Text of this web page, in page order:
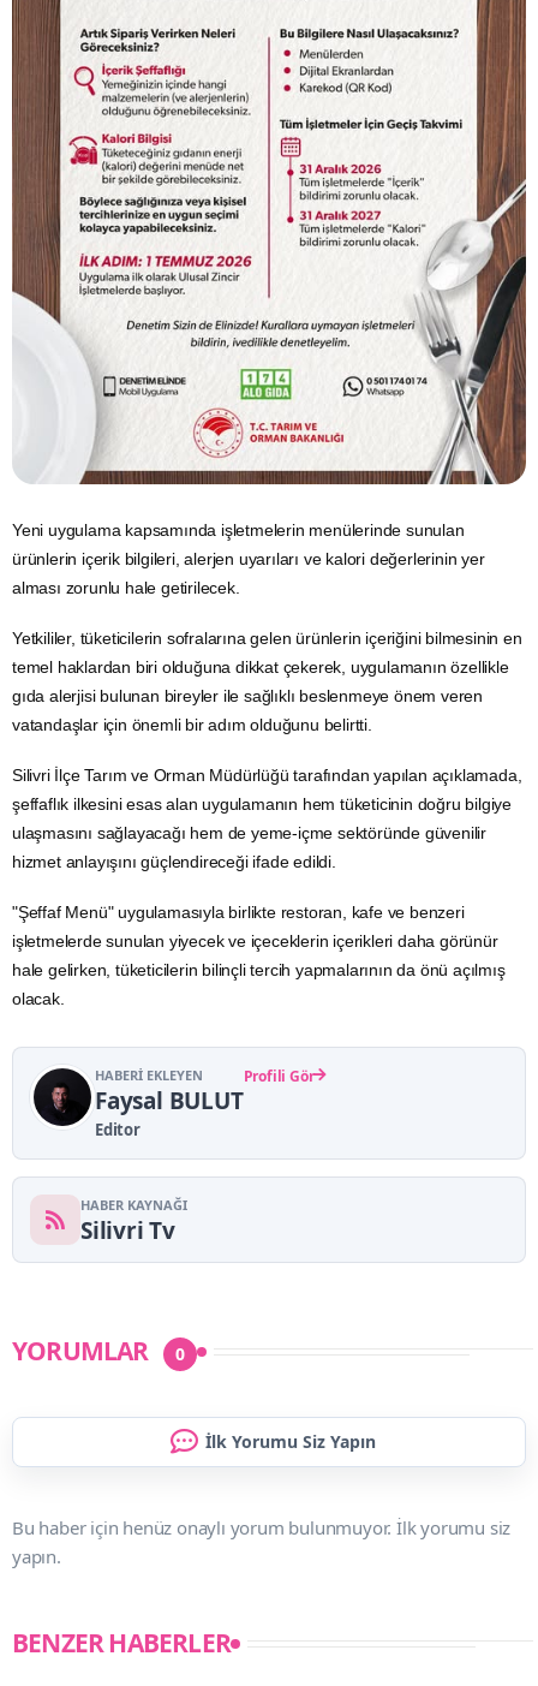
Yeni uygulama kapsamında işletmelerin menülerinde sunulan
ürünlerin içerik bilgileri, alerjen uyarıları ve kalori değerlerinin yer
alması zorunlu hale getirilecek.
Yetkililer, tüketicilerin sofralarına gelen ürünlerin içeriğini bilmesinin en
temel haklardan biri olduğuna dikkat çekerek, uygulamanın özellikle
gıda alerjisi bulunan bireyler ile sağlıklı beslenmeye önem veren
vatandaşlar için önemli bir adım olduğunu belirtti.
Silivri İlçe Tarım ve Orman Müdürlüğü tarafından yapılan açıklamada,
şeffaflık ilkesini esas alan uygulamanın hem tüketicinin doğru bilgiye
ulaşmasını sağlayacağı hem de yeme-içme sektöründe güvenilir
hizmet anlayışını güçlendireceği ifade edildi.
"Şeffaf Menü" uygulamasıyla birlikte restoran, kafe ve benzeri
işletmelerde sunulan yiyecek ve içeceklerin içerikleri daha görünür
hale gelirken, tüketicilerin bilinçli tercih yapmalarının da önü açılmış
olacak.
HABERI EKLEYEN
Faysal BULUT
Editor
Profili Gör
HABER KAYNAĞI
Silivri Tv
YORUMLAR 0
İlk Yorumu Siz Yapın
Bu haber için henüz onaylı yorum bulunmuyor. İlk yorumu siz
yapın.
BENZER HABERLER